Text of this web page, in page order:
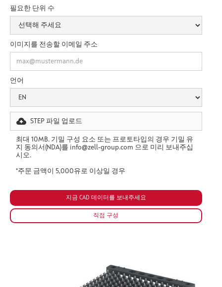
필요한 단위 수
이미지를 전송할 이메일 주소
언어
STEP 파일 업로드
최대 10MB. 기밀 구성 요소 또는 프로토타입의 경우 기밀 유
지 동의서(NDA)를 info@zell-group.com 으로 미리 보내주십
시오.
*주문 금액이 5,000유로 이상일 경우
직접 구성